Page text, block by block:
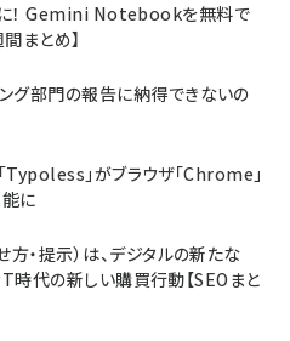
！ Gemini Notebookを無料で
まとめ】
グ部門の報告に納得できないの
」がブラウザ「Chrome」
に
・提示）は、デジタルの新たな
時代の新しい購買行動【SEOまと